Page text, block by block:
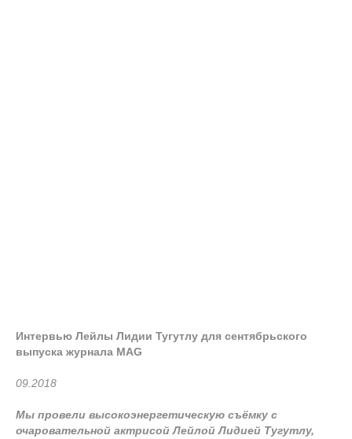
Интервью Лейлы Лидии Тугутлу для сентябрьского
выпуска журнала MAG
09.2018
Мы провели высокоэнергетическую съёмку с
очаровательной актрисой Лейлой Лидией Тугутлу,